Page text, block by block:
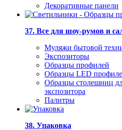
Декоративные панели
37. Все для шоу-румов и
Муляжи бытовой
Экспозиторы
Образцы профилей
Образцы LED
Образцы столешниц
экспозитора
Палитры
38. Упаковка